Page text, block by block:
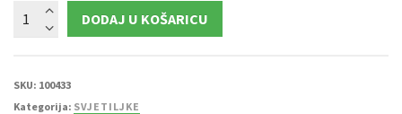
panik
svjetiljka
količina
DODAJ U KOŠARICU
SKU: 100433
Kategorija: SVJETILJKE